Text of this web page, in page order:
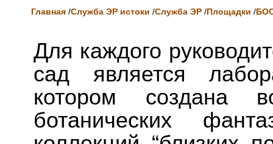
Главная /Служба ЭР истоки /Служба ЭР /Площадки /
Для каждого
сад является
котором создана
ботанических